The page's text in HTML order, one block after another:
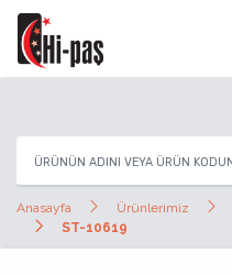
Anasayfa Ürünlerimiz
ST-10619